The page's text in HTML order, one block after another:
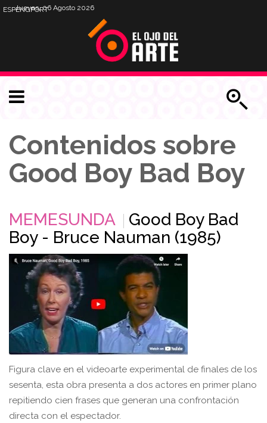
Jueves, 06 Agosto 2026
ESPENGPORT
Contenidos sobre
Good Boy Bad Boy
MEMESUNDA
Good Boy Bad
Boy - Bruce Nauman (1985)
Figura clave en el videoarte experimental de finales de los
sesenta, esta obra presenta a dos actores en primer plano
repitiendo cien frases que generan una confrontación
directa con el espectador.